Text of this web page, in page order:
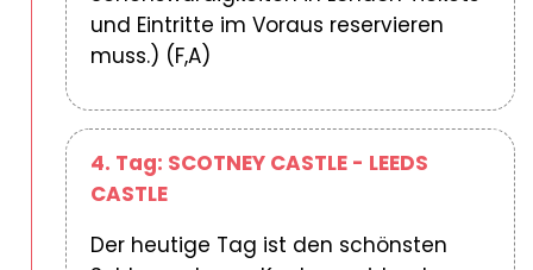
und Eintritte im Voraus reservieren
muss.) (F,A)
4. Tag: SCOTNEY CASTLE - LEEDS
CASTLE
Der heutige Tag ist den schönsten